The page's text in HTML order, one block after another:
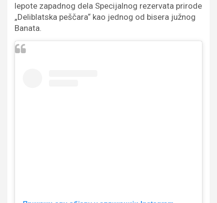
lepote zapadnog dela Specijalnog rezervata prirode
„Deliblatska peščara“ kao jednog od bisera južnog
Banata.